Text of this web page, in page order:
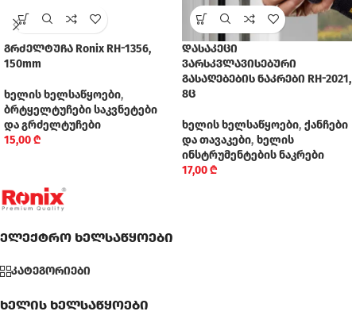
გრძელტუჩა Ronix RH-1356,
150mm
ხელის ხელსაწყოები,
ბრტყელტუჩები საკვნეტები
და გრძელტუჩები
15,00₾
დასაკეცი
ვარსკვლავისებური
გასაღებების ნაკრები RH-2021,
8ც
ხელის ხელსაწყოები, ქანჩები
და თავაკები, ხელის
ინსტრუმენტების ნაკრები
17,00₾
ელექტრო ხელსაწყოები
კატეგორიები
ხელის ხელსაწყოები